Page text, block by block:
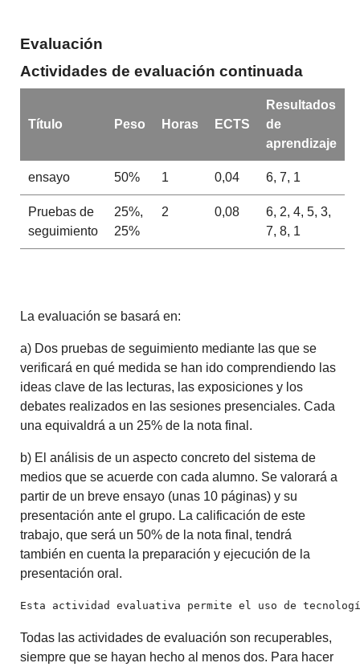
Evaluación
Actividades de evaluación continuada
Título Peso Horas ECTS
Resultados
de
aprendizaje
ensayo 50% 1 0,04 6, 7, 1
Pruebas de
seguimiento
25%,
25%
2 0,08
6, 2, 4, 5, 3,
7, 8, 1
La evaluación se basará en:
a) Dos pruebas de seguimiento mediante las que se
verificará en qué medida se han ido comprendiendo las
ideas clave de las lecturas, las exposiciones y los
debates realizados en las sesiones presenciales. Cada
una equivaldrá a un 25% de la nota final.
b) El análisis de un aspecto concreto del sistema de
medios que se acuerde con cada alumno. Se valorará a
partir de un breve ensayo (unas 10 páginas) y su
presentación ante el grupo. La calificación de este
trabajo, que será un 50% de la nota final, tendrá
también en cuenta la preparación y ejecución de la
presentación oral.
Esta actividad evaluativa permite el uso de
Todas las actividades de evaluación son recuperables,
siempre que se hayan hecho al menos dos. Para hacer